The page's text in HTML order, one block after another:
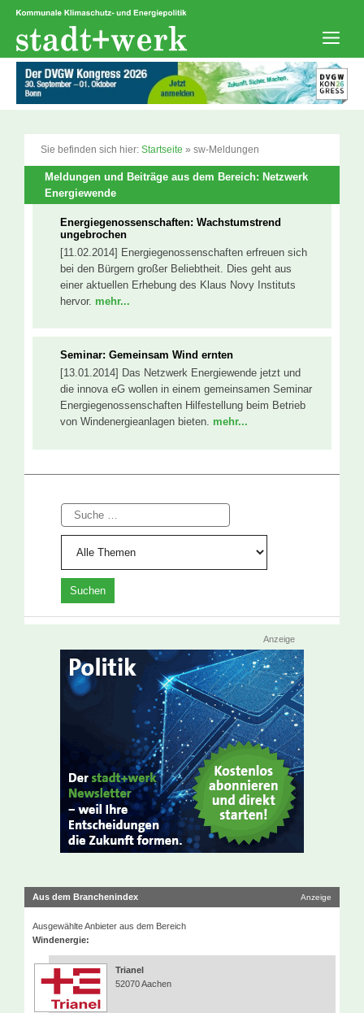
Zum
springen
Sie befinden sich hier: Startseite » sw-Meldungen
Meldungen und Beiträge aus dem Bereich: Netzwerk
Energiewende
Energiegenossenschaften: Wachstumstrend
ungebrochen
[11.02.2014] Energiegenossenschaften erfreuen sich
bei den Bürgern großer Beliebtheit. Dies geht aus
einer aktuellen Erhebung des Klaus Novy Instituts
hervor. mehr...
Seminar: Gemeinsam Wind ernten
[13.01.2014] Das Netzwerk Energiewende jetzt und
die innova eG wollen in einem gemeinsamen Seminar
Energiegenossenschaften Hilfestellung beim Betrieb
von Windenergieanlagen bieten. mehr...
Suche
Anzeige
Aus dem Branchenindex Anzeige
Ausgewählte Anbieter aus dem Bereich
Windenergie:
Trianel
52070 Aachen